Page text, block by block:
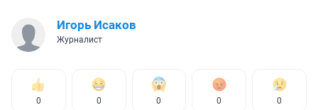
Игорь Исаков
Журналист
0 0 0 0 0